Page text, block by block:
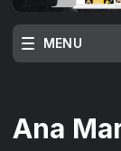
MENU
Ana